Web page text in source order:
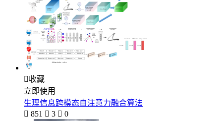
收藏
立即使用
生理信息跨模态自注意力融合算法
 851  3  0